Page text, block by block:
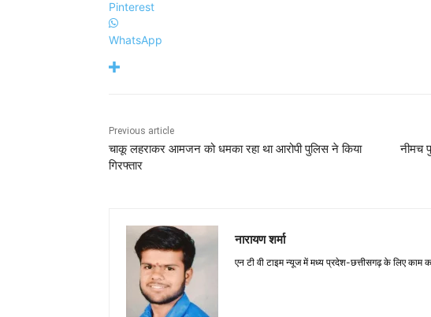
Pinterest
WhatsApp
Previous article
चाकू लहराकर आमजन को धमका रहा था आरोपी पुलिस ने किया
गिरफ्तार
नीमच
नारायण शर्मा
एन टी वी टाइम न्यूज में मध्य प्रदेश-छत्तीसगढ़ के लिए काम